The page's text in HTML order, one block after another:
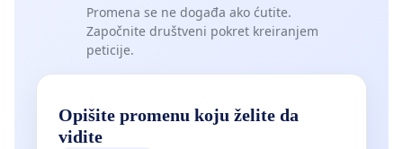
Promena se ne događa ako ćutite.
Započnite društveni pokret kreiranjem
peticije.
Opišite promenu koju želite da
vidite